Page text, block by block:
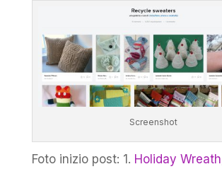
Screenshot
Foto inizio post: 1. Holiday Wreath